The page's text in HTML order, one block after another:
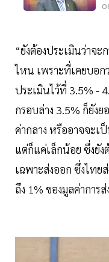
“ยังต้องประเมินว่าจ
ไหน เพราะที่เคยบอก
ประเมินไว้ที่ 3.5% -
กรอบล่าง 3.5% ก็ยังย
ค่ากลาง หรืออาจจะเ
แต่ก็แค่เล็กน้อย ซึ่งยั
เฉพาะส่งออก ซึ่งไทย
ถึง 1% ของมูลค่าการ